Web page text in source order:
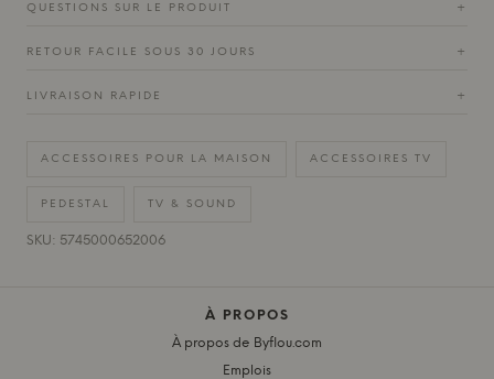
QUESTIONS SUR LE PRODUIT +
RETOUR FACILE SOUS 30 JOURS +
LIVRAISON RAPIDE +
ACCESSOIRES POUR LA MAISON ACCESSOIRES TV
PEDESTAL TV & SOUND
SKU: 5745000652006
À PROPOS
À propos de Byflou.com
Emplois